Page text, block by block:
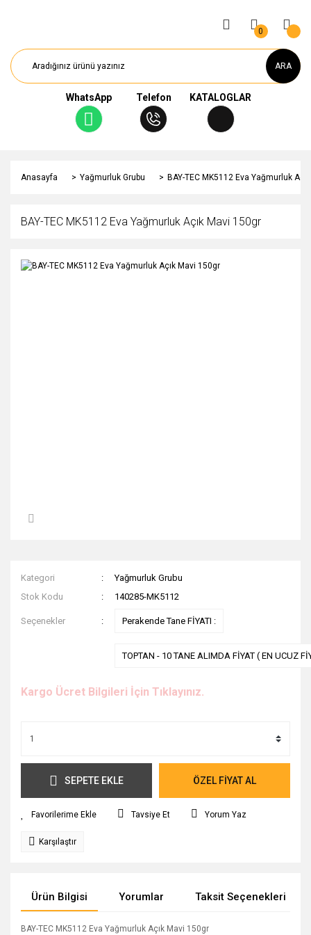
ARA
WhatsApp Telefon KATALOGLAR
0
Anasayfa Yağmurluk Grubu BAY-TEC MK5112 Eva Yağmurluk
BAY-TEC MK5112 Eva Yağmurluk Açık Mavi 150gr
Kategori
Yağmurluk Grubu
Stok Kodu
140285-MK5112
Seçenekler Perakende Tane FİYATI :
TOPTAN - 10 TANE ALIMDA FİYAT ( EN UCUZ
Kargo Ücret Bilgileri İçin Tıklayınız.
SEPETE EKLE ÖZEL FİYAT AL
Tavsiye Et Yorum Yaz
Karşılaştır
Ürün Bilgisi Yorumlar Taksit Seçenekleri
BAY-TEC MK5112 Eva Yağmurluk Açık Mavi 150gr